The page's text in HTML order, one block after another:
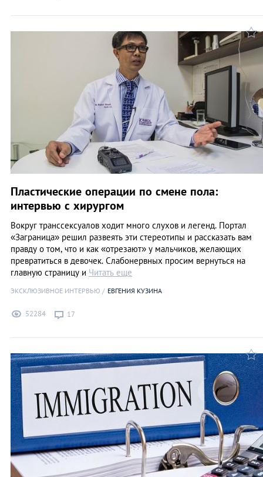
Пластические операции по смене пола:
интервью с хирургом
Вокруг транссексуалов ходит много слухов и легенд. Портал
«Заграница» решил развеять эти стереотипы и рассказать вам
правду о том, что и как «отрезают» у мальчиков, желающих
превратиться в девочек. Слабонервных просим вернуться на
главную страницу и Читать еще
ЭКСКЛЮЗИВНОЕ ИНТЕРВЬЮ ЕВГЕНИЯ КУЗИНА
52284 17